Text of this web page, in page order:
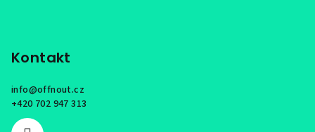
Kontakt
info@offnout.cz
+420 702 947 313